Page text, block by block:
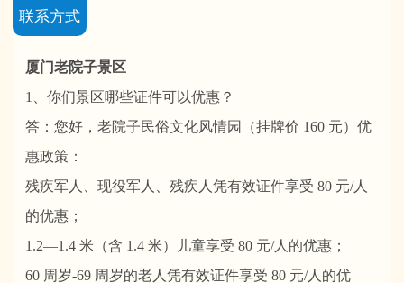
联系方式
厦门老院子景区
1、你们景区哪些证件可以优惠？
答：您好，老院子民俗文化风情园（挂牌价 160 元）优
惠政策：
残疾军人、现役军人、残疾人凭有效证件享受 80 元/人
的优惠；
1.2—1.4 米（含 1.4 米）儿童享受 80 元/人的优惠；
60 周岁-69 周岁的老人凭有效证件享受 80 元/人的优